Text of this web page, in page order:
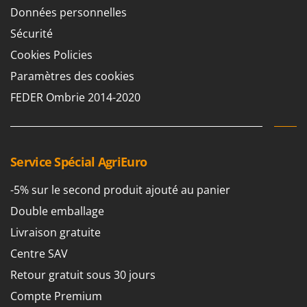
Perches Élagueuses
Pompes d'irrigation à tracteur
Pompes immergées électriques
Postes à souder
Poussoirs à saucisse
Presses à pellets
Pressoirs à fruits
Pressoirs à Raisin
Francini
G
G3 Ferrari
Gardena
Garofalo
Gierre
Gipeco
Girmi
GRAEF
Gre
GreenBay
Greenworks
Données personnelles
Sécurité
Cookies Policies
Paramètres des cookies
FEDER Ombrie 2014-2020
Service Spécial AgriEuro
-5% sur le second produit ajouté au panier
Double emballage
Livraison gratuite
Centre SAV
Retour gratuit sous 30 jours
Compte Premium